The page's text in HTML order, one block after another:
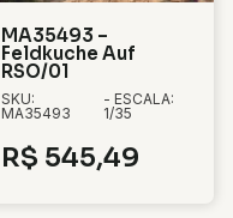
MA35493 –
Feldkuche Auf
RSO/01
SKU:
MA35493
- ESCALA:
1/35
R$ 545,49